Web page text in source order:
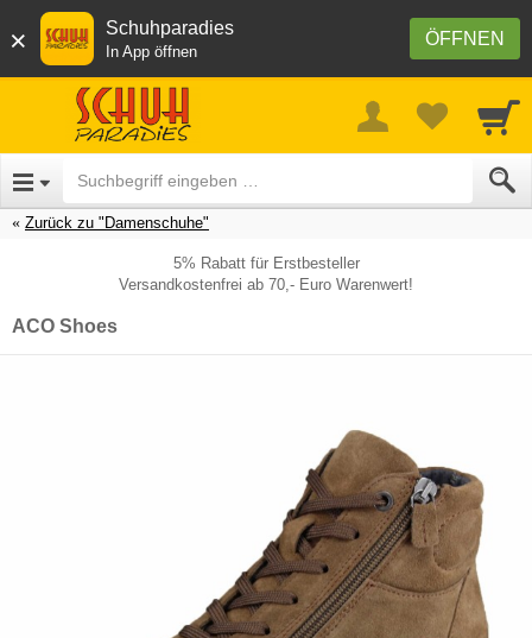
× ÖFFNEN
Schuhparadies
In App öffnen
Zurück zu "Damenschuhe"
5% Rabatt für Erstbesteller
Versandkostenfrei ab 70,- Euro Warenwert!
ACO Shoes